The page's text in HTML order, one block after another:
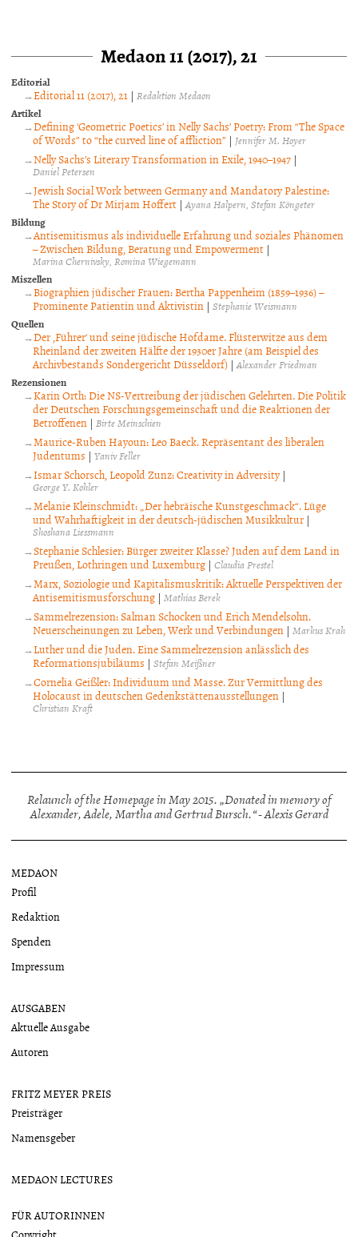
Medaon 11 (2017), 21
Editorial
Editorial 11 (2017), 21 |Redaktion Medaon
Artikel
Defining ‘Geometric Poetics’ in Nelly Sachs’ Poetry: From “The Space
of Words” to “the curved line of affliction” | Jennifer M. Hoyer
Nelly Sachs’s Literary Transformation in Exile, 1940–1947 |
Daniel Petersen
Jewish Social Work between Germany and Mandatory Palestine:
The Story of Dr Mirjam Hoffert |Ayana Halpern Stefan Köngeter
Bildung
Antisemitismus als individuelle Erfahrung und soziales Phänomen
– Zwischen Bildung, Beratung und Empowerment |
Marina Chernivsky Romina Wiegemann
Miszellen
Biographien jüdischer Frauen: Bertha Pappenheim (1859–1936) –
Prominente Patientin und Aktivistin | Stephanie Weismann
Quellen
Der ,Führer‘ und seine jüdische Hofdame. Flüsterwitze aus dem
Rheinland der zweiten Hälfte der 1930er Jahre (am Beispiel des
Archivbestands Sondergericht Düsseldorf) |Alexander Friedman
Rezensionen
Karin Orth: Die NS-Vertreibung der jüdischen Gelehrten. Die Politik
der Deutschen Forschungsgemeinschaft und die Reaktionen der
Betroffenen | Birte Meinschien
Maurice-Ruben Hayoun: Leo Baeck. Repräsentant des liberalen
Judentums | Yaniv Feller
Ismar Schorsch, Leopold Zunz: Creativity in Adversity|
George Y. Kohler
Melanie Kleinschmidt: „Der hebräische Kunstgeschmack“. Lüge
und Wahrhaftigkeit in der deutsch-jüdischen Musikkultur |
Shoshana Liessmann
Stephanie Schlesier: Bürger zweiter Klasse? Juden auf dem Land in
Preußen, Lothringen und Luxemburg | Claudia Prestel
Marx, Soziologie und Kapitalismuskritik: Aktuelle Perspektiven der
Antisemitismusforschung | Mathias Berek
Sammelrezension: Salman Schocken und Erich Mendelsohn.
Neuerscheinungen zu Leben, Werk und Verbindungen | Markus Krah
Luther und die Juden. Eine Sammelrezension anlässlich des
Reformationsjubiläums | Stefan Meißner
Cornelia Geißler: Individuum und Masse. Zur Vermittlung des
Holocaust in deutschen Gedenkstättenausstellungen |
Christian Kraft
Relaunch of the Homepage in May 2015. „Donated in memory of
Alexander, Adele, Martha and Gertrud Bursch.“ - Alexis Gerard
MEDAON
Profil
Redaktion
Spenden
Impressum
AUSGABEN
Aktuelle Ausgabe
Autoren
FRITZ MEYER PREIS
Preisträger
Namensgeber
MEDAON LECTURES
FÜR AUTORINNEN